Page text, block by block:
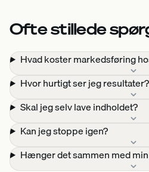
Ofte stillede
Hvad koster markedsføring
Hvor hurtigt ser jeg resultater?
Skal jeg selv lave indholdet?
Kan jeg stoppe igen?
Hænger det sammen med